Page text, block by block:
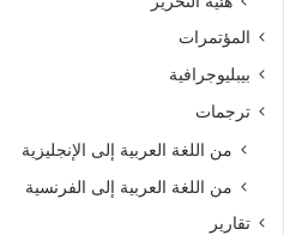
المؤتمرات
بيبليوجرافية
ترجمات
من اللغة العربية إلى الإنجليزية
من اللغة العربية إلى الفرنسية
تقارير